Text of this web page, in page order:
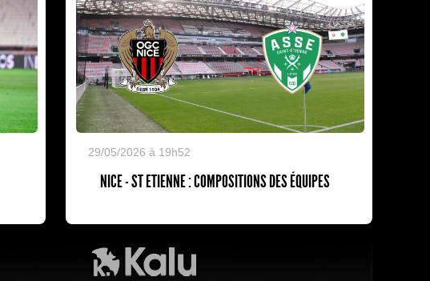
29/05/2026 à 19h52
NICE - ST ETIENNE : COMPOSITIONS DES ÉQUIPES